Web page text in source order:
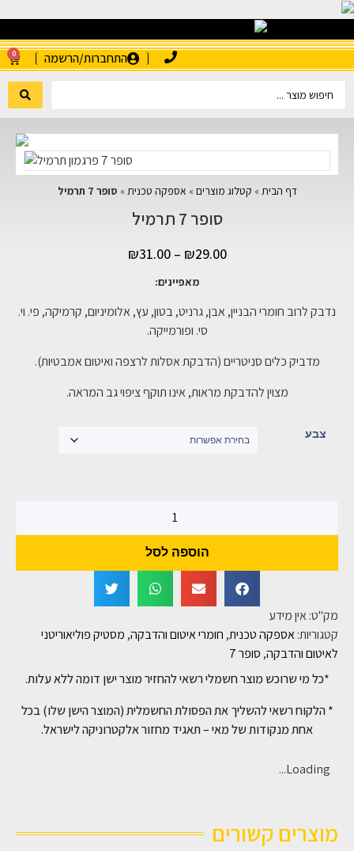
התחברות/הרשמה 0
דף הבית » קטלוג מוצרים » אספקה טכנית » סופר 7 תרמיל
סופר 7 תרמיל
₪29.00
–
₪31.00
מאפיינים:
נדבק לרוב חומרי הבניין, אבן, גרניט, בטון, עץ, אלומיניום, קרמיקה, פי. וי.
סי. ופורמייקה.
מדביק כלים סניטריים (הדבקת אסלות לרצפה ואיטום אמבטיות).
מצוין להדבקת מראות, אינו תוקף ציפוי גב המראה.
צבע
הוספה לסל
מק"ט: אין מידע
קטגוריות:אספקה טכנית, חומרי איטום והדבקה, מסטיק פוליאוריטני
לאיטום והדבקה, סופר 7
*כל מי שרוכש מוצר חשמלי רשאי להחזיר מוצר ישן דומה ללא עלות.
* הלקוח רשאי להשליך את הפסולת החשמלית (המוצר הישן שלו) בכל
אחת מנקודות של מאי – תאגיד מחזור אלקטרוניקה לישראל.
Loading...
מוצרים קשורים